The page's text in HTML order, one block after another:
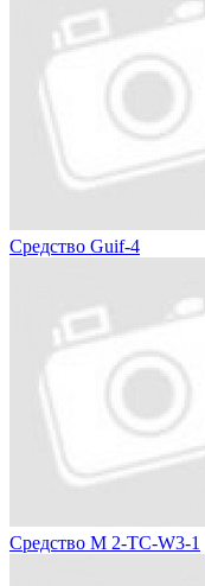
Средство Guif-4
Средство M 2-TC-W3-1